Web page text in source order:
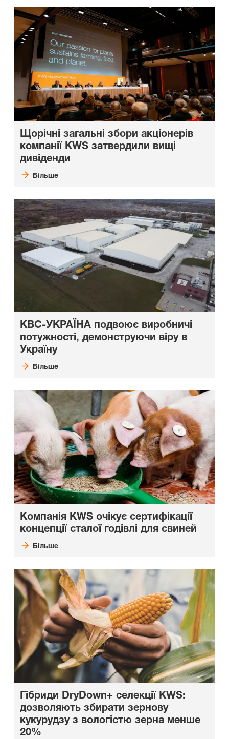
Щорічні загальні збори акціонерів
компанії KWS затвердили вищі
дивіденди
Більше
КВС-УКРАЇНА подвоює виробничі
потужності, демонструючи віру в
Україну
Більше
Компанія KWS очікує сертифікації
концепції сталої годівлі для свиней
Більше
Гібриди DryDown+ селекції KWS:
дозволяють збирати зернову
кукурудзу з вологістю зерна менше
20%